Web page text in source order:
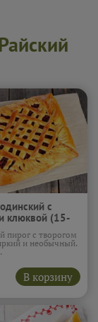
с
клюквой (15-
пирог с творогом
и необычный.
В корзину